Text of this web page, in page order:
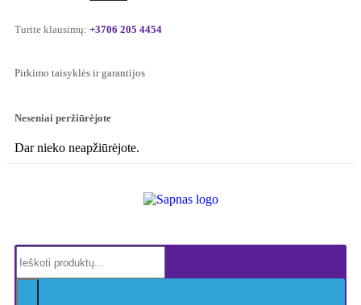
Turite klausimų: +3706 205 4454
Pirkimo taisyklės ir garantijos
Neseniai peržiūrėjote
Dar nieko neapžiūrėjote.